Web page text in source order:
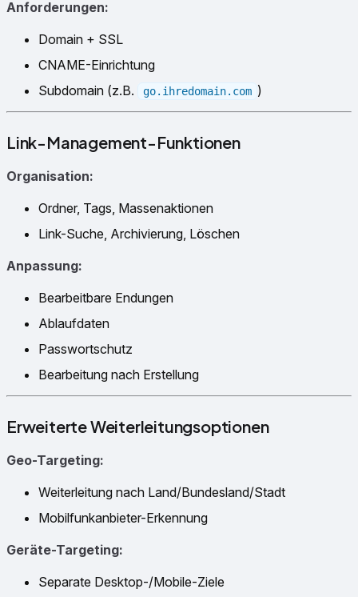
Anforderungen:
Domain + SSL
CNAME-Einrichtung
Subdomain (z.B.
go.ihredomain.com )
Link-Management-Funktionen
Organisation:
Ordner, Tags, Massenaktionen
Link-Suche, Archivierung, Löschen
Anpassung:
Bearbeitbare Endungen
Ablaufdaten
Passwortschutz
Bearbeitung nach Erstellung
Erweiterte Weiterleitungsoptionen
Geo-Targeting:
Weiterleitung nach Land/Bundesland/Stadt
Mobilfunkanbieter-Erkennung
Geräte-Targeting:
Separate Desktop-/Mobile-Ziele